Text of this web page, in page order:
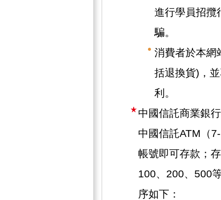
進行學員招攬
騙。
消費者於本網
括退換貨)，
利。
中國信託商業銀
中國信託ATM（
帳號即可存款；
100、200、500
序如下：